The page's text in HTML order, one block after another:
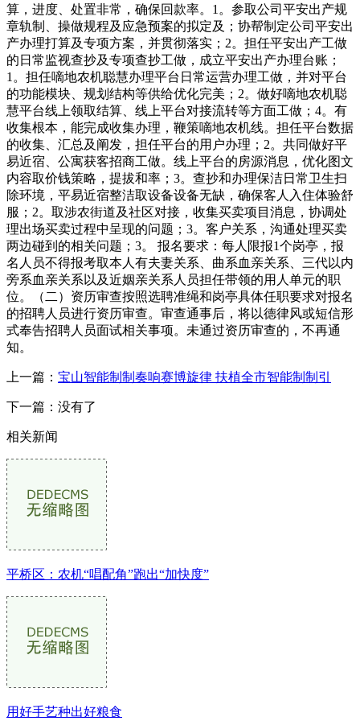
算，进度、处置非常，确保回款率。1。参取公司平安出产规
章轨制、操做规程及应急预案的拟定及；协帮制定公司平安出
产办理打算及专项方案，并贯彻落实；2。担任平安出产工做
的日常监视查抄及专项查抄工做，成立平安出产办理台账；
1。担任嘀地农机聪慧办理平台日常运营办理工做，并对平台
的功能模块、规划结构等供给优化完美；2。做好嘀地农机聪
慧平台线上领取结算、线上平台对接流转等方面工做；4。有
收集根本，能完成收集办理，鞭策嘀地农机线。担任平台数据
的收集、汇总及阐发，担任平台的用户办理；2。共同做好平
易近宿、公寓获客招商工做。线上平台的房源消息，优化图文
内容取价钱策略，提拔和率；3。查抄和办理保洁日常卫生扫
除环境，平易近宿整洁取设备设备无缺，确保客人入住体验舒
服；2。取涉农街道及社区对接，收集买卖项目消息，协调处
理出场买卖过程中呈现的问题；3。客户关系，沟通处理买卖
两边碰到的相关问题；3。 报名要求：每人限报1个岗亭，报
名人员不得报考取本人有夫妻关系、曲系血亲关系、三代以内
旁系血亲关系以及近姻亲关系人员担任带领的用人单元的职
位。（二）资历审查按照选聘准绳和岗亭具体任职要求对报名
的招聘人员进行资历审查。审查通事后，将以德律风或短信形
式奉告招聘人员面试相关事项。未通过资历审查的，不再通
知。
上一篇： 宝山智能制制奏响赛博旋律 扶植全市智能制制引
下一篇：没有了
相关新闻
平桥区：农机“唱配角”跑出“加快度”
用好手艺种出好粮食